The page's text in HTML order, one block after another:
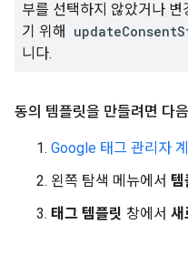
부를 선택하지 않았거나
기 위해
니다.
동의 템플릿을 만들려면 다
Google 태그 관리자
왼쪽 탐색 메뉴에서 템
태그 템플릿 창에서 새